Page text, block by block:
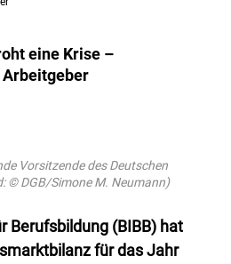
eine Krise –
Vorsitzende des Deutschen
© DGB/Simone M. Neumann)
Berufsbildung (BIBB) hat
für das Jahr